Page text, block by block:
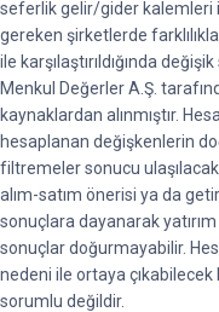
seferlik gelir/gider kalemleri
gereken şirketlerde
ile karşılaştırıldığında
Menkul Değerler A.Ş.
kaynaklardan alınmıştır.
hesaplanan değişkenlerin
filtremeler sonucu ulaşılacak
alım-satım önerisi ya da
sonuçlara dayanarak
sonuçlar doğurmayabilir.
nedeni ile ortaya çıkabilecek
sorumlu değildir.